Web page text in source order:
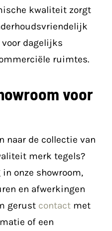
kwaliteit zorgt
dagelijks
ruimtes.
voor
naar de collectie van
merk tegels?
onze showroom,
en afwerkingen
gerust contactmet
of een